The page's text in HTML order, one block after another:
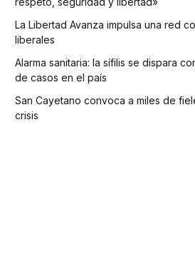
La Libertad Avanza impulsa una red
liberales
Alarma sanitaria: la sífilis se dispara
de casos en el país
San Cayetano convoca a miles de
crisis